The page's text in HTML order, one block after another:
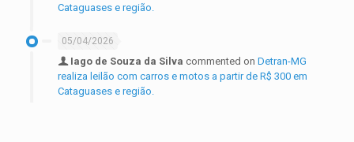
Cataguases e região.
05/04/2026
Iago de Souza da Silva commented on Detran-MG
realiza leilão com carros e motos a partir de R$ 300 em
Cataguases e região.